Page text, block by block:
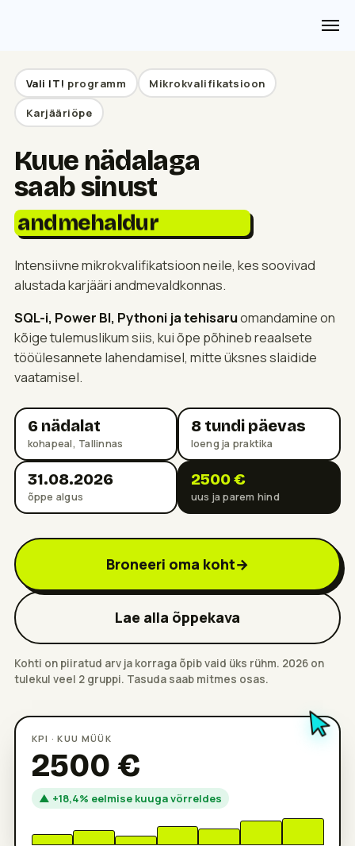
Vali IT! programm Mikrokvalifikatsioon
Karjääriõpe
Kuue nädalaga
saab sinust
andmeanalüütik
andmehaldur
aruandluse spetsialist
projektijuht
andmeanalüütik
Intensiivne mikrokvalifikatsioon neile, kes soovivad
alustada karjääri andmevaldkonnas.
SQL-i, Power BI, Pythoni ja tehisaruomandamine on
kõige tulemuslikum siis, kui õpe põhineb reaalsete
tööülesannete lahendamisel, mitte üksnes slaidide
vaatamisel.
6 nädalat
kohapeal, Tallinnas
8 tundi päevas
loeng ja praktika
31.08.2026
õppe algus
2500 €
uus ja parem hind
Broneeri oma koht→
Lae alla õppekava
Kohti on piiratud arv ja korraga õpib vaid üks rühm. 2026 on
tulekul veel 2 gruppi. Tasuda saab mitmes osas.
KPI · KUU MÜÜK
2500 €
▲ +18,4% eelmise kuuga võrreldes